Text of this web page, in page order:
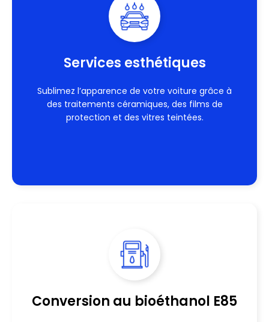
Services esthétiques
Sublimez l’apparence de votre voiture grâce à
des traitements céramiques, des films de
protection et des vitres teintées.
Conversion au bioéthanol E85